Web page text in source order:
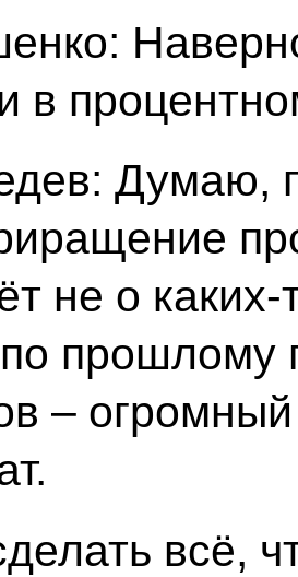
в
Думаю,
не о
прошлому
–
всё,